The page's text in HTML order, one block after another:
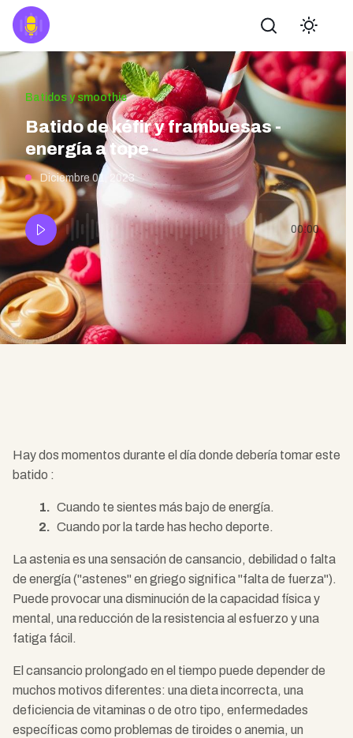
Buscar
Batidos y smoothie
Batido de kéfir y frambuesas -
energía a tope -
Diciembre 01, 2023
00:00
Hay dos momentos durante el día donde debería tomar este
batido :
Cuando te sientes más bajo de energía.
Cuando por la tarde has hecho deporte.
La astenia es una sensación de cansancio, debilidad o falta
de energía ("astenes" en griego significa "falta de fuerza").
Puede provocar una disminución de la capacidad física y
mental, una reducción de la resistencia al esfuerzo y una
fatiga fácil.
El cansancio prolongado en el tiempo puede depender de
muchos motivos diferentes: una dieta incorrecta, una
deficiencia de vitaminas o de otro tipo, enfermedades
específicas como problemas de tiroides o anemia, un